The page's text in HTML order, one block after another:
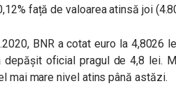
față de valoarea atinsă joi (
BNR a cotat euro la 4,8026
depășit oficial pragul de 4,8 lei.
mai mare nivel atins până astăzi.